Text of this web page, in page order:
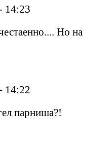
14:23
Но на
14:22
парниша?!